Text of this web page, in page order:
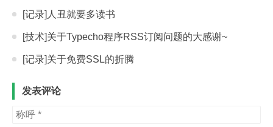
[记录]人丑就要多读书
[技术]关于Typecho程序RSS订阅问题的大感谢~
[记录]关于免费SSL的折腾
发表评论